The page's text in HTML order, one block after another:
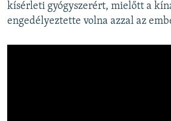
kísérleti gyógyszerért, mielőtt a
engedélyeztette volna azzal az